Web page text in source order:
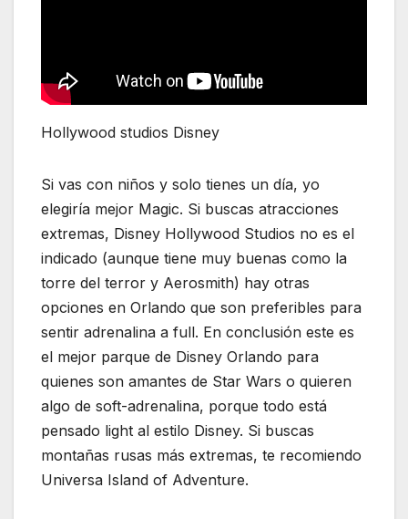
Hollywood studios Disney
Si vas con niños y solo tienes un día, yo
elegiría mejor Magic. Si buscas atracciones
extremas, Disney Hollywood Studios no es el
indicado (aunque tiene muy buenas como la
torre del terror y Aerosmith) hay otras
opciones en Orlando que son preferibles para
sentir adrenalina a full. En conclusión este es
el mejor parque de Disney Orlando para
quienes son amantes de Star Wars o quieren
algo de soft-adrenalina, porque todo está
pensado light al estilo Disney. Si buscas
montañas rusas más extremas, te recomiendo
Universa Island of Adventure.